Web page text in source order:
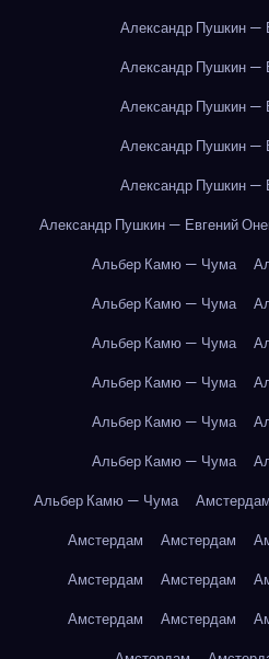
Александр Пушкин —
Александр Пушкин —
Александр Пушкин —
Александр Пушкин —
Александр Пушкин —
Александр Пушкин — Евгений
Альбер Камю — Чума
Альбер Камю — Чума
Альбер Камю — Чума
Альбер Камю — Чума
Альбер Камю — Чума
Альбер Камю — Чума
Альбер Камю — Чума
Амстердам
Амстердам
Амстердам
Амстердам
Амстердам
Амстердам
Амстердам